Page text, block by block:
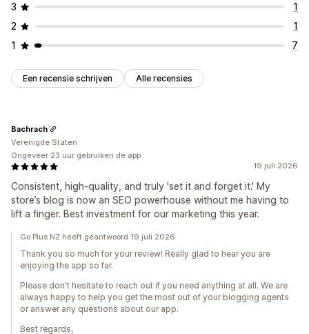
3
1
2
1
1
7
Een recensie schrijven Alle recensies
19 juli 2026
Consistent, high-quality, and truly 'set it and forget it.' My
store’s blog is now an SEO powerhouse without me having to
lift a finger. Best investment for our marketing this year.
Bachrach
Verenigde Staten
Ongeveer 23 uur gebruiken de app
Go Plus NZ heeft geantwoord 19 juli 2026
Thank you so much for your review! Really glad to hear you are
enjoying the app so far.
Please don't hesitate to reach out if you need anything at all. We are
always happy to help you get the most out of your blogging agents
or answer any questions about our app.
Best regards,